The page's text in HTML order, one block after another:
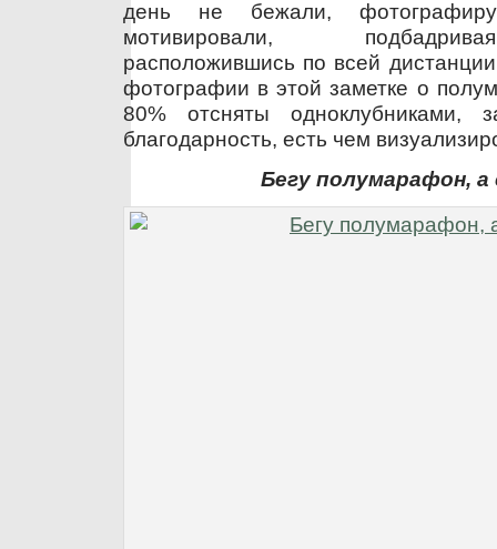
день не бежали,
мотивировали,
расположившись по всей
фотографии в этой заметке о
80% отсняты
благодарность, есть чем
Бегу полумарафон, а